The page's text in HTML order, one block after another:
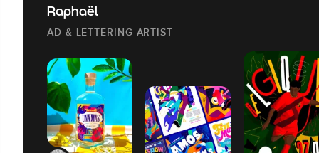
Raphaël
AD & LETTERING ARTIST